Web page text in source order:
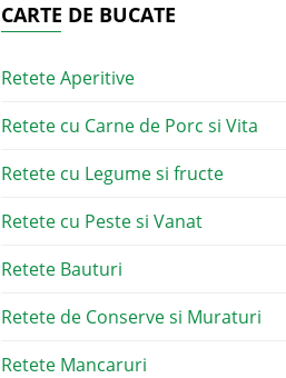
CARTE DE BUCATE
Retete Aperitive
Retete cu Carne de Porc si Vita
Retete cu Legume si fructe
Retete cu Peste si Vanat
Retete Bauturi
Retete de Conserve si Muraturi
Retete Mancaruri